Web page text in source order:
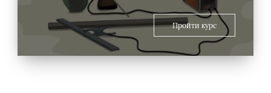
Пройти курс